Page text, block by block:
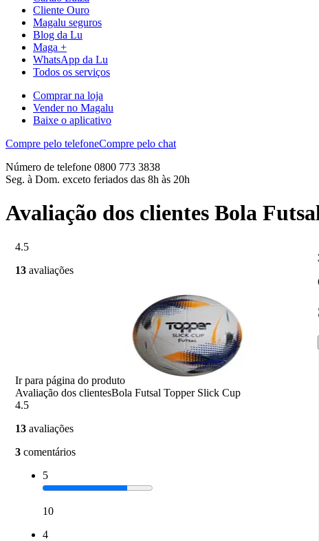
Cliente Ouro
Magalu seguros
Blog da Lu
Maga +
WhatsApp da Lu
Todos os serviços
Comprar na loja
Vender no Magalu
Baixe o aplicativo
Compre pelo telefoneCompre pelo chat
Número de telefone 0800 773 3838
Seg. à Dom. exceto feriados das 8h às 20h
Avaliação dos clientes Bola
4.5
13 avaliações
Ir para página do produto
Avaliação dos clientesBola Futsal Topper Slick Cup
4.5
13 avaliações
3 comentários
5
10
4